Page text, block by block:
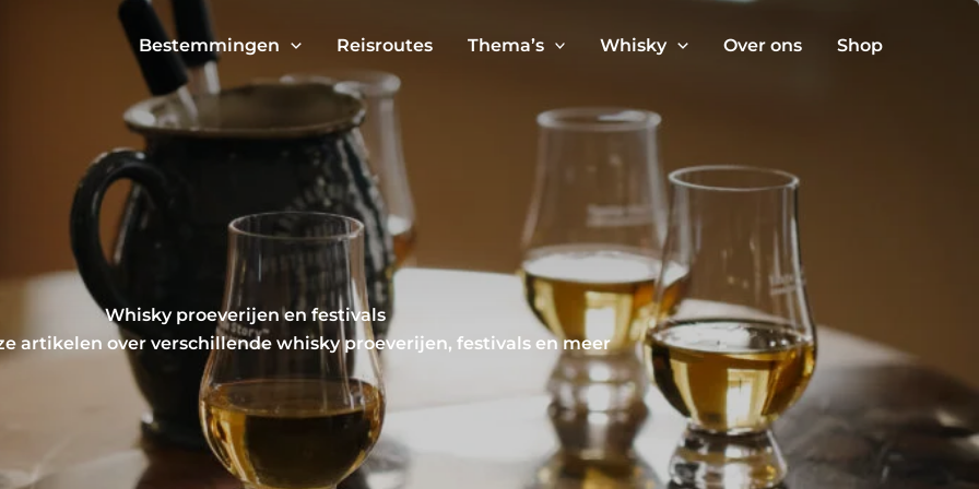
Bestemmingen Reisroutes Thema’s Whisky Over ons Shop
Whisky proeverijen en festivals
artikelen over verschillende whisky proeverijen, festivals en meer